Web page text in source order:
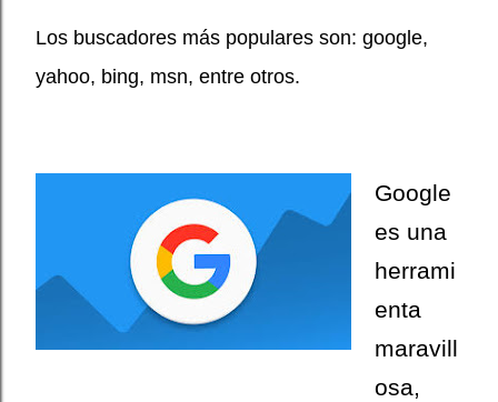
Los buscadores más populares son: google,
yahoo, bing, msn, entre otros.
Google
es una
herrami
enta
maravill
osa,